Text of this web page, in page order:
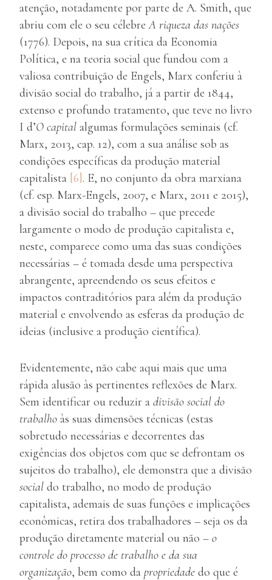
atenção, notadamente por parte de A. Smith, que
abriu com ele o seu célebreA riqueza das nações
(1776). Depois, na sua crítica da Economia
Política, e na teoria social que fundou com a
valiosa contribuição de Engels, Marx conferiu à
divisão social do trabalho, já a partir de 1844,
extenso e profundo tratamento, que teve no livro
I d’O capital algumas formulações seminais (cf.
Marx, 2013, cap. 12), com a sua análise sob as
condições específicas da produção material
capitalista [6]. E, no conjunto da obra marxiana
(cf. esp. Marx-Engels, 2007, e Marx, 2011 e 2015),
a divisão social do trabalho – que precede
largamente o modo de produção capitalista e,
neste, comparece como uma das suas condições
necessárias – é tomada desde uma perspectiva
abrangente, apreendendo os seus efeitos e
impactos contraditórios para além da produção
material e envolvendo as esferas da produção de
ideias (inclusive a produção científica).
Evidentemente, não cabe aqui mais que uma
rápida alusão às pertinentes reflexões de Marx.
Sem identificar ou reduzir a divisão social do
trabalho às suas dimensões técnicas (estas
sobretudo necessárias e decorrentes das
exigências dos objetos com que se defrontam os
sujeitos do trabalho), ele demonstra que a divisão
social do trabalho, no modo de produção
capitalista, ademais de suas funções e implicações
econômicas, retira dos trabalhadores – seja os da
produção diretamente material ou não – o
controle do processo de trabalho e da sua
organização, bem como da propriedade do que é